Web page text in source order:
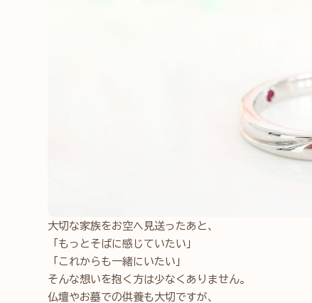
大切な家族をお空へ見送ったあと、
「もっとそばに感じていたい」
「これからも一緒にいたい」
そんな想いを抱く方は少なくありません。
仏壇やお墓での供養も大切ですが、